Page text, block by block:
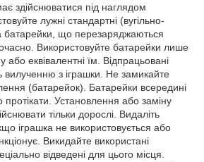
здійснюватися під наглядом
лужні стандартні (вугільно-
батарейки, що перезаряджаються
Використовуйте батарейки лише
еквівалентні їм. Відпрацьовані
вилученню з іграшки. Не замикайте
(батарейок). Батарейки всередині
Установлення або заміну
тільки дорослі. Видаліть
іграшка не використовується або
Викидайте використані
відведені для цього місця.